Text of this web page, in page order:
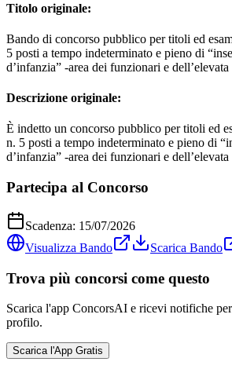
Titolo originale:
Bando di concorso pubblico per titoli ed
5 posti a tempo indeterminato e pieno di
d’infanzia” -area dei funzionari e
Descrizione originale:
È indetto un concorso pubblico per titoli ed
n. 5 posti a tempo indeterminato e pieno di
d’infanzia” -area dei funzionari e
Partecipa al Concorso
Scadenza: 15/07/2026
Visualizza Bando
Scarica Bando
Trova più concorsi come questo
Scarica l'app ConcorsAI e ricevi notifiche
profilo.
Scarica l'App Gratis